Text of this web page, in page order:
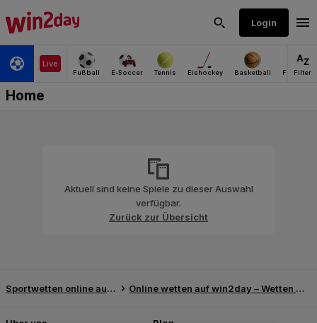
Aktuell sind keine Spiele zu dieser Auswahl
verfügbar.
Zurück zur Übersicht